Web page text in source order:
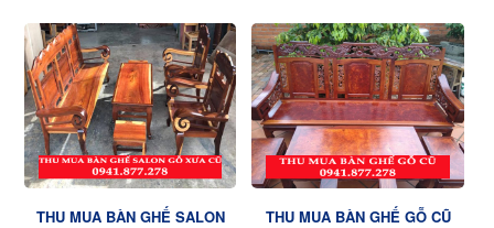
THU MUA BÀN GHẾ SALON
THU MUA BÀN GHẾ GỖ CŨ